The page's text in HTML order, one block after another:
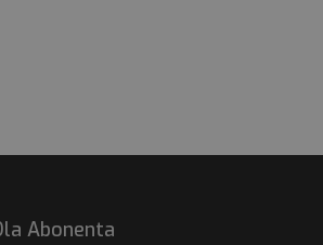
Abonenta